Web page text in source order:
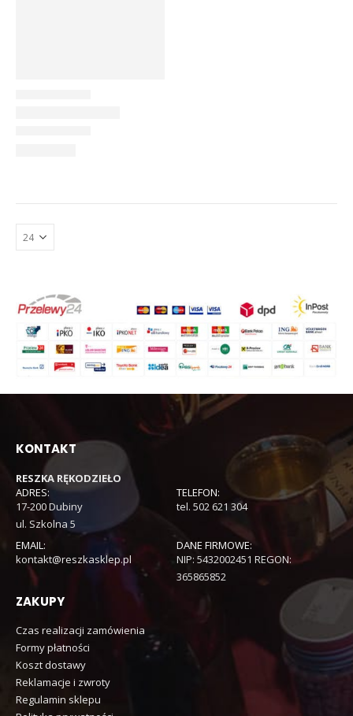
KONTAKT
RESZKA RĘKODZIEŁO
ADRES:
17-200 Dubiny
ul. Szkolna 5
TELEFON:
tel. 502 621 304
EMAIL:
kontakt@reszkasklep.pl
DANE FIRMOWE:
NIP: 5432002451 REGON:
365865852
ZAKUPY
Czas realizacji zamówienia
Formy płatności
Koszt dostawy
Reklamacje i zwroty
Regulamin sklepu